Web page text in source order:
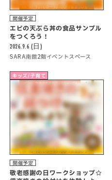
開催予定
エビの天ぷら丼の食品サンプル
をつくろう！
2026.9.6 (日)
SARA南館2階イベントスペース
キッズ/子育て
開催予定
敬老感謝の日ワークショップ☆